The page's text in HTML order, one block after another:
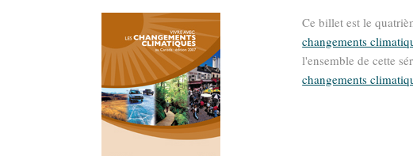
Ce billet est le
changements
l'ensemble de cette
changements